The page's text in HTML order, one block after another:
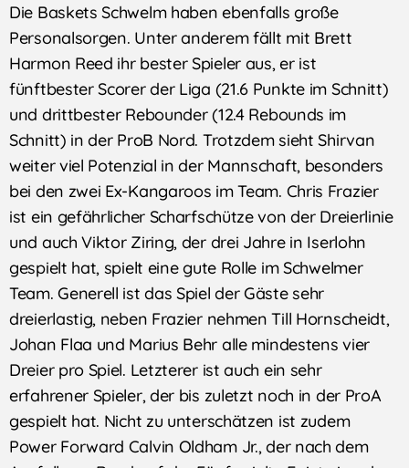
Die Baskets Schwelm haben ebenfalls große
Personalsorgen. Unter anderem fällt mit Brett
Harmon Reed ihr bester Spieler aus, er ist
fünftbester Scorer der Liga (21.6 Punkte im Schnitt)
und drittbester Rebounder (12.4 Rebounds im
Schnitt) in der ProB Nord. Trotzdem sieht Shirvan
weiter viel Potenzial in der Mannschaft, besonders
bei den zwei Ex-Kangaroos im Team. Chris Frazier
ist ein gefährlicher Scharfschütze von der Dreierlinie
und auch Viktor Ziring, der drei Jahre in Iserlohn
gespielt hat, spielt eine gute Rolle im Schwelmer
Team. Generell ist das Spiel der Gäste sehr
dreierlastig, neben Frazier nehmen Till Hornscheidt,
Johan Flaa und Marius Behr alle mindestens vier
Dreier pro Spiel. Letzterer ist auch ein sehr
erfahrener Spieler, der bis zuletzt noch in der ProA
gespielt hat. Nicht zu unterschätzen ist zudem
Power Forward Calvin Oldham Jr., der nach dem